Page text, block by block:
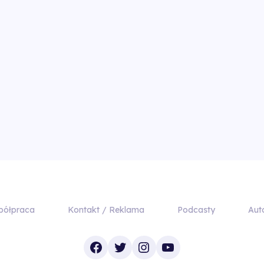
Kontakt / Reklama Podcasty
Facebook
TwitterInstagram
YouTube